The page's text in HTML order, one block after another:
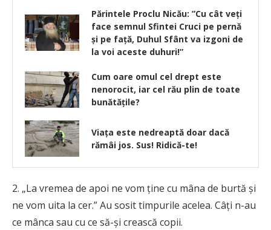
Părintele Proclu Nicău: ”Cu cât veţi
face semnul Sfintei Cruci pe pernă
şi pe faţă, Duhul Sfânt va izgoni de
la voi aceste duhuri!”
Cum oare omul cel drept este
nenorocit, iar cel rău plin de toate
bunătățile?
Viața este nedreaptă doar dacă
rămâi jos. Sus! Ridică-te!
2. „La vremea de apoi ne vom ţine cu mâna de burtă şi
ne vom uita la cer.” Au sosit timpurile acelea. Câţi n-au
ce mânca sau cu ce să-şi crească copii.